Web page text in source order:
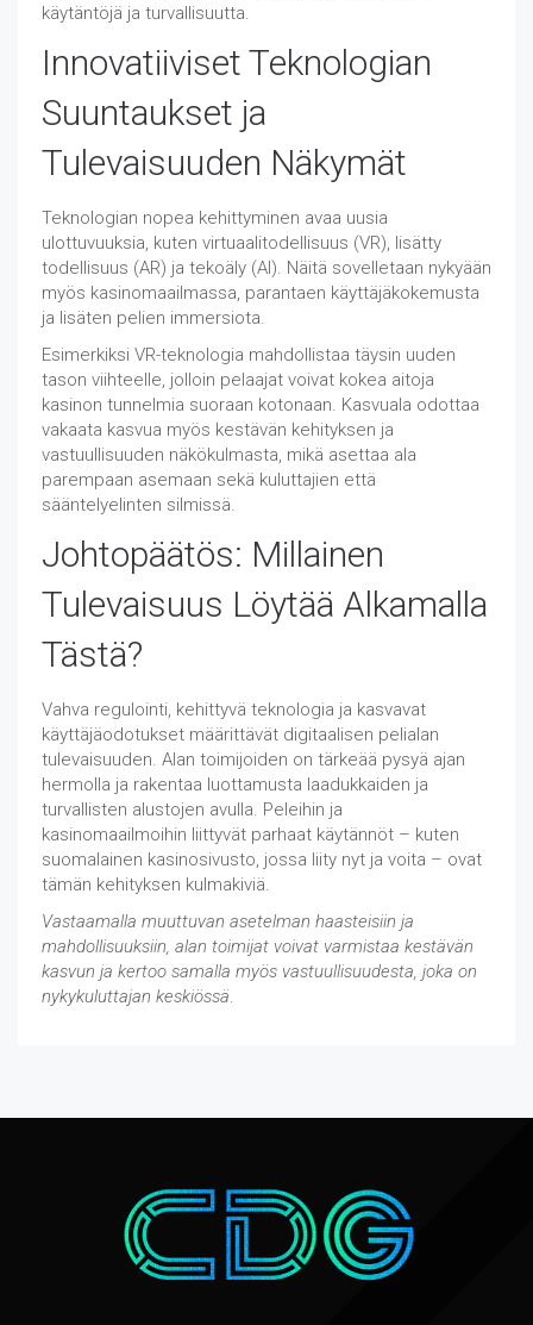
käytäntöjä ja turvallisuutta.
Innovatiiviset Teknologian
Suuntaukset ja
Tulevaisuuden Näkymät
Teknologian nopea kehittyminen avaa uusia
ulottuvuuksia, kuten virtuaalitodellisuus (VR), lisätty
todellisuus (AR) ja tekoäly (AI). Näitä sovelletaan nykyään
myös kasinomaailmassa, parantaen käyttäjäkokemusta
ja lisäten pelien immersiota.
Esimerkiksi VR-teknologia mahdollistaa täysin uuden
tason viihteelle, jolloin pelaajat voivat kokea aitoja
kasinon tunnelmia suoraan kotonaan. Kasvuala odottaa
vakaata kasvua myös kestävän kehityksen ja
vastuullisuuden näkökulmasta, mikä asettaa ala
parempaan asemaan sekä kuluttajien että
sääntelyelinten silmissä.
Johtopäätös: Millainen
Tulevaisuus Löytää Alkamalla
Tästä?
Vahva regulointi, kehittyvä teknologia ja kasvavat
käyttäjäodotukset määrittävät digitaalisen pelialan
tulevaisuuden. Alan toimijoiden on tärkeää pysyä ajan
hermolla ja rakentaa luottamusta laadukkaiden ja
turvallisten alustojen avulla. Peleihin ja
kasinomaailmoihin liittyvät parhaat käytännöt – kuten
suomalainen kasinosivusto, jossa liity nyt ja voita – ovat
tämän kehityksen kulmakiviä.
Vastaamalla muuttuvan asetelman haasteisiin ja
mahdollisuuksiin, alan toimijat voivat varmistaa kestävän
kasvun ja kertoo samalla myös vastuullisuudesta, joka on
nykykuluttajan keskiössä.